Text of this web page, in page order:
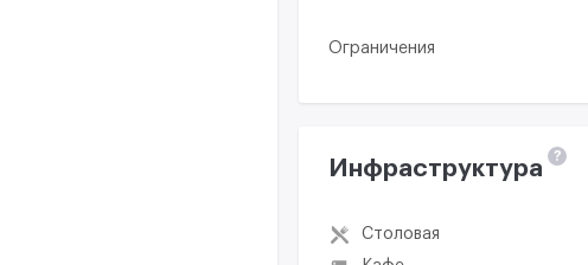
Ограничения
Инфраструктура ?
Столовая